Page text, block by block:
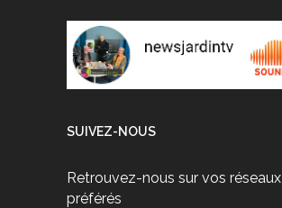
SUIVEZ-NOUS
Retrouvez-nous sur vos réseaux
préférés